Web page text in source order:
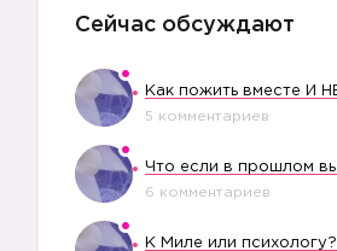
Сейчас обсуждают
5 комментариев
6 комментариев
К Миле или психологу?